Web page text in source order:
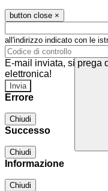
button close ×
all'indirizzo indicato con le
E-mail inviata, si prega
elettronica!
Errore
Chiudi
Successo
Chiudi
Informazione
Chiudi